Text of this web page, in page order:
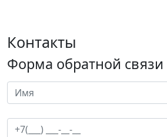
Контакты
Форма обратной связи